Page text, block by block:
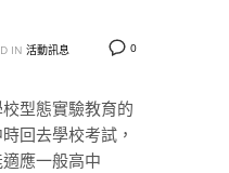
0
IN 活動訊息
型態實驗教育的
回去學校考試，
應一般高中